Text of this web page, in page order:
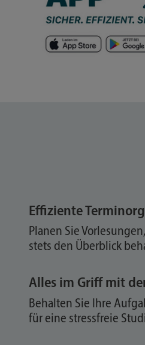
Effiziente
Planen Sie
stets den Überblick
Alles im Griff mit
Behalten Sie Ihre
für eine stressfreie